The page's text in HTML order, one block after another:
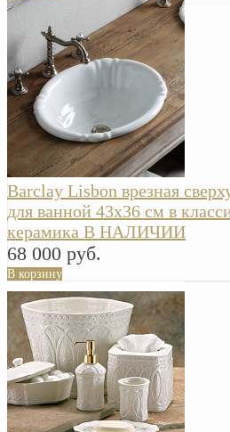
Barclay Lisbon врезная
для ванной 43х36 см в
керамика В НАЛИЧИИ
68 000 руб.
В корзину